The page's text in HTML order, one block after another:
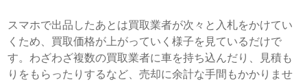
スマホで出品したあとは買取業者が次々と入札をかけてい
くため、買取価格が上がっていく様子を見ているだけで
す。わざわざ複数の買取業者に車を持ち込んだり、見積も
りをもらったりするなど、売却に余計な手間もかかりませ